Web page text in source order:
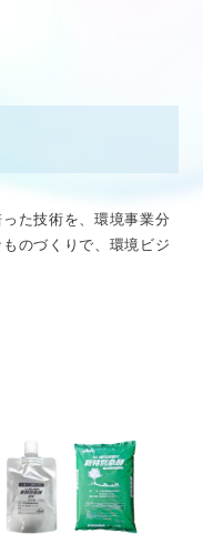
た技術を、環境事業分
のづくりで、環境ビジ